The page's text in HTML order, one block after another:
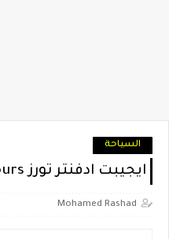
السياحة
ايجيبت ادفنتر تورز Egypt Adventure Tours
Mohamed Rashad